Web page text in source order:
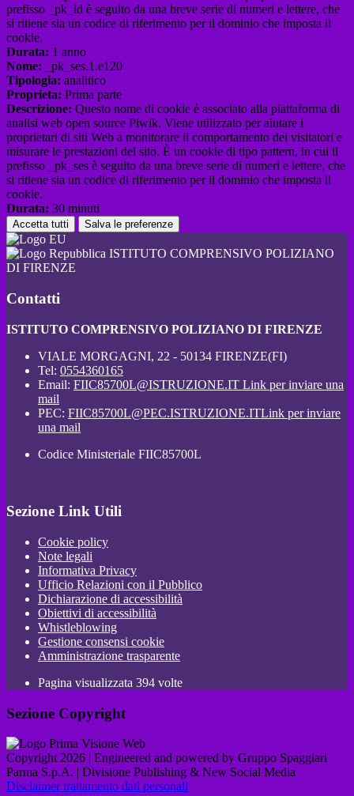
prefisso _pk_id è seguito da una breve serie di numeri e lettere, che
si ritiene sia un codice di riferimento per il dominio che imposta il
cookie.
Durata: 1 anno
Nome: _pk_ses.1.e120
Tipologia: analitico
Proprieta: Prima parte
Descrizione: Questo nome di cookie è associato alla piattaforma di
analisi web open source Piwik. Viene utilizzato per aiutare i
proprietari di siti Web a monitorare il comportamento dei visitatori e
misurare le prestazioni del sito. È un cookie di tipo pattern, in cui il
prefisso _pk_ses è seguito da una breve serie di numeri e lettere, che
si ritiene sia un codice di riferimento per il dominio che imposta il
cookie.
Durata: 30 minuti
Accetta tutti Salva le preferenze
ISTITUTO COMPRENSIVO POLIZIANO
DI FIRENZE
Contatti
ISTITUTO COMPRENSIVO POLIZIANO DI FIRENZE
VIALE MORGAGNI, 22 - 50134 FIRENZE(FI)
Tel: 0554360165
Email: FIIC85700L@ISTRUZIONE.IT Link per inviare una
mail
PEC: FIIC85700L@PEC.ISTRUZIONE.ITLink per inviare
una mail
Codice Ministeriale FIIC85700L
Sezione Link Utili
Cookie policy
Note legali
Informativa Privacy
Ufficio Relazioni con il Pubblico
Dichiarazione di accessibilità
Obiettivi di accessibilità
Whistleblowing
Gestione consensi cookie
Amministrazione trasparente
Pagina visualizzata 394 volte
Sezione Copyright
Copyright 2026 | Engineered and powered by Gruppo Spaggiari
Parma S.p.A. | Divisione Publishing & New Social Media
Disclaimer trattamento dati personali